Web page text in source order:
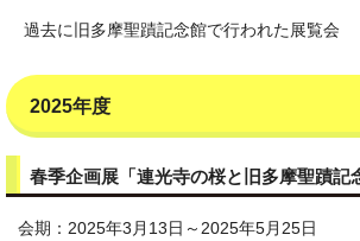
過去に旧多摩聖蹟記念館で行われた展覧会
2025年度
春季企画展「連光寺の桜と旧多摩聖蹟記
会期：2025年3月13日～2025年5月25日